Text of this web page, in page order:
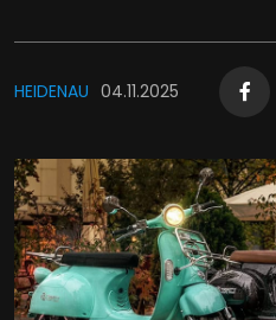
HEIDENAU 04.11.2025